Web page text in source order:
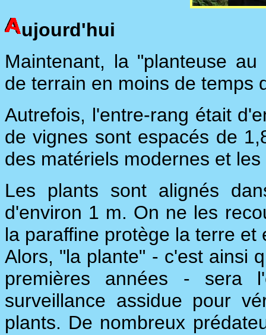
ujourd'hui
Maintenant, la "planteuse
de terrain en moins de temps
Autrefois, l'entre-rang était
de vignes sont espacés de
des matériels modernes et
Les plants sont alignés
d'environ 1 m. On ne les
la paraffine protège la terre
Alors, "la plante" - c'est ainsi
premières années - sera
surveillance assidue pour
plants. De nombreux